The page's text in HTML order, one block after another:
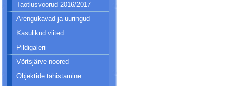
Taotlusvoorud 2016/2017
Arengukavad ja uuringud
Kasulikud viited
Pildigalerii
Võrtsjärve noored
Objektide tähistamine